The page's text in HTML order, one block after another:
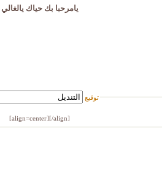
يامرحبا بك حياك يالغالي
توقيع
[align=center]
[/align]